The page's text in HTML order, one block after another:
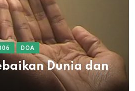
DOA
Dunia dan